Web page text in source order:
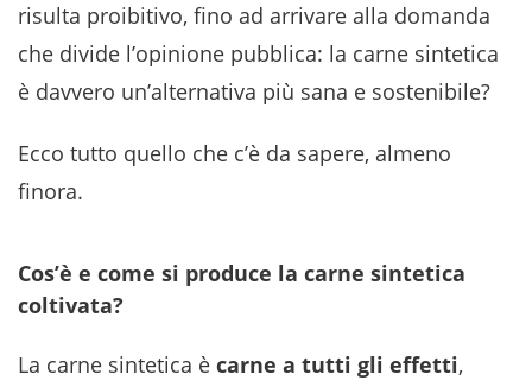
risulta proibitivo, fino ad arrivare alla domanda
che divide l’opinione pubblica: la carne sintetica
è davvero un’alternativa più sana e sostenibile?
Ecco tutto quello che c’è da sapere, almeno
finora.
Cos’è e come si produce la carne sintetica
coltivata?
La carne sintetica è carne a tutti gli effetti,